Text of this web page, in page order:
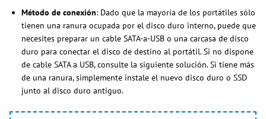
Método de conexión: Dado que la mayoría de los portátiles sólo
tienen una ranura ocupada por el disco duro interno, puede que
necesites preparar un cable SATA-a-USB o una carcasa de disco
duro para conectar el disco de destino al portátil. Si no dispone
de cable SATA a USB, consulte la siguiente solución. Si tiene más
de una ranura, simplemente instale el nuevo disco duro o SSD
junto al disco duro antiguo.